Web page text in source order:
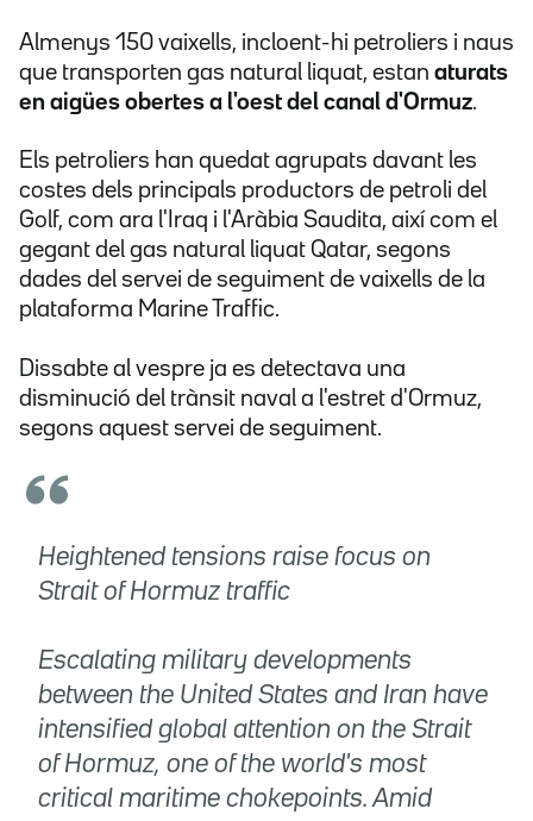
Almenys 150 vaixells, incloent-hi petroliers i naus
que transporten gas natural liquat, estan aturats
en aigües obertes a l'oest del canal d'Ormuz.
Els petroliers han quedat agrupats davant les
costes dels principals productors de petroli del
Golf, com ara l'Iraq i l'Aràbia Saudita, així com el
gegant del gas natural liquat Qatar, segons
dades del servei de seguiment de vaixells de la
plataforma Marine Traffic.
Dissabte al vespre ja es detectava una
disminució del trànsit naval a l'estret d'Ormuz,
segons aquest servei de seguiment.
Heightened tensions raise focus on
Strait of Hormuz traffic
Escalating military developments
between the United States and Iran have
intensified global attention on the Strait
of Hormuz, one of the world's most
critical maritime chokepoints. Amid